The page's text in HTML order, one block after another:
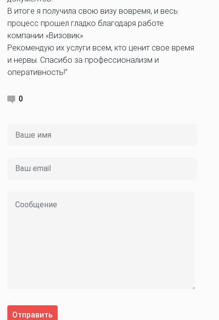
В итоге я получила свою визу вовремя, и весь
процесс прошел гладко благодаря работе
компании «Визовик»
Рекомендую их услуги всем, кто ценит свое время
и нервы. Спасибо за профессионализм и
оперативность!"
0
Отправить